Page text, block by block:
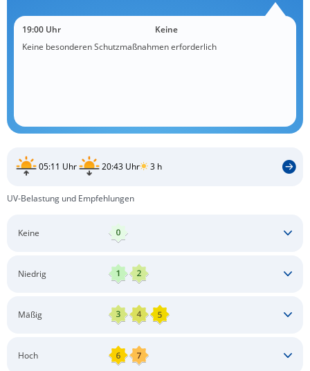
19:00 Uhr
Keine
Keine besonderen Schutzmaßnahmen erforderlich
05:11 Uhr 20:43 Uhr 3 h
UV-Belastung und Empfehlungen
Keine
Niedrig
Mäßig
Langärmlige Bekleidung
Hoch